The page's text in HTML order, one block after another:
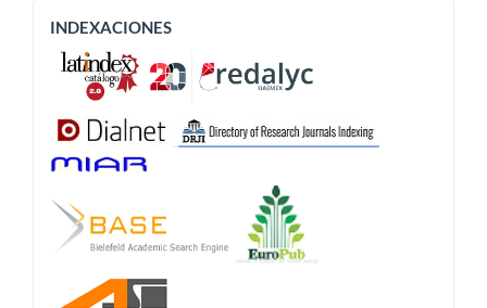
Indexaciones
INDEXACIONES